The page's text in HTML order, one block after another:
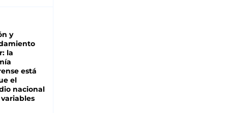
y
la
está
el
nacional